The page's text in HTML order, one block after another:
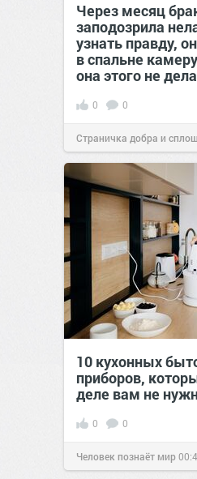
Через месяц
заподозрила
узнать правду,
в спальне
она этого не
0 0
Страничка добра и
позитива!00:2907 авг
10 кухонных
приборов,
деле вам не
0 0
Человек познаёт мир